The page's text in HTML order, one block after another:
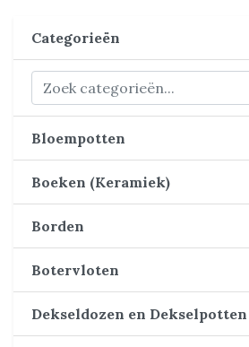
Categorieën
Bloempotten
Boeken (Keramiek)
Borden
Botervloten
Dekseldozen en Dekselpotten